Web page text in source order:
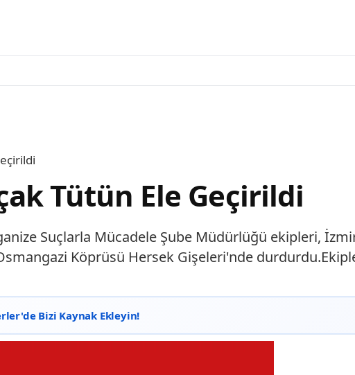
Tütün Ele Geçirildi
Suçlarla Mücadele Şube Müdürlüğü ekipleri,
Köprüsü Hersek Gişeleri'nde
Bizi Kaynak Ekleyin!